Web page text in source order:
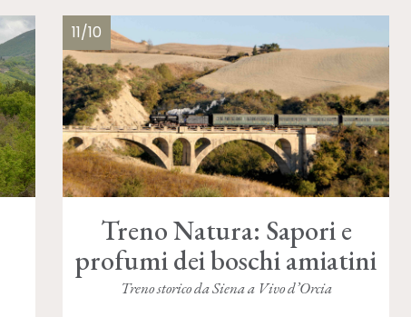
11/10
Treno Natura: Sapori e
profumi dei boschi amiatini
Treno storico da Siena a Vivo d’Orcia